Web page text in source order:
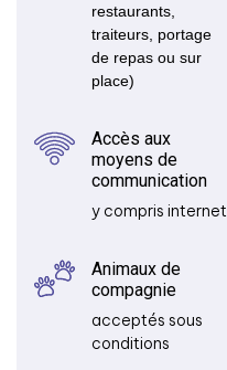
restaurants,
traiteurs, portage
de repas ou sur
place)
Accès aux
moyens de
communication
y compris internet
Animaux de
compagnie
acceptés sous
conditions